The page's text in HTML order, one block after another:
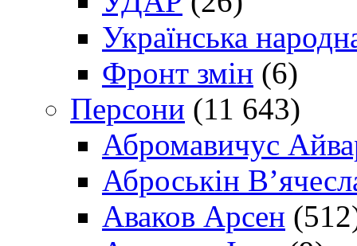
Українська
Фронт змін (6)
Персони (11 643)
Абромавичус
Аброськін
Аваков Арсен